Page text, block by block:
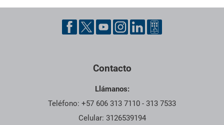
Pie de página con información de contacto, redes sociales y
Contacto
Llámanos:
Teléfono: +57 606 313 7110 - 313 7533
Celular: 3126539194